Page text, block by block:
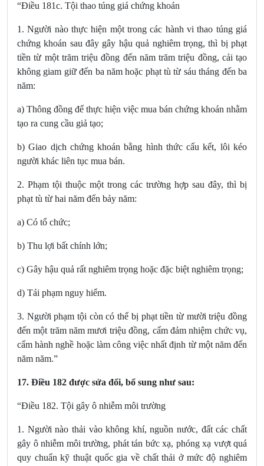
“Điều 181c. Tội thao túng giá chứng khoán
1. Người nào thực hiện một trong các hành vi thao túng giá
chứng khoán sau đây gây hậu quả nghiêm trọng, thì bị phạt
tiền từ một trăm triệu đồng đến năm trăm triệu đồng, cải tạo
không giam giữ đến ba năm hoặc phạt tù từ sáu tháng đến ba
năm:
a) Thông đồng để thực hiện việc mua bán chứng khoán nhằm
tạo ra cung cầu giả tạo;
b) Giao dịch chứng khoán bằng hình thức cấu kết, lôi kéo
người khác liên tục mua bán.
2. Phạm tội thuộc một trong các trường hợp sau đây, thì bị
phạt tù từ hai năm đến bảy năm:
a) Có tổ chức;
b) Thu lợi bất chính lớn;
c) Gây hậu quả rất nghiêm trọng hoặc đặc biệt nghiêm trọng;
d) Tái phạm nguy hiểm.
3. Người phạm tội còn có thể bị phạt tiền từ mười triệu đồng
đến một trăm năm mươi triệu đồng, cấm đảm nhiệm chức vụ,
cấm hành nghề hoặc làm công việc nhất định từ một năm đến
năm năm.”
17. Điều 182 được sửa đổi, bổ sung như sau:
“Điều 182. Tội gây ô nhiễm môi trường
1. Người nào thải vào không khí, nguồn nước, đất các chất
gây ô nhiễm môi trường, phát tán bức xạ, phóng xạ vượt quá
quy chuẩn kỹ thuật quốc gia về chất thải ở mức độ nghiêm